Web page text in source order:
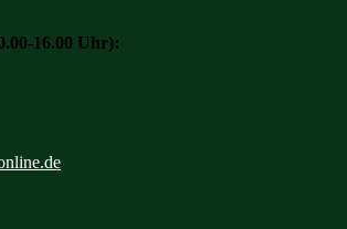
16.00 Uhr):